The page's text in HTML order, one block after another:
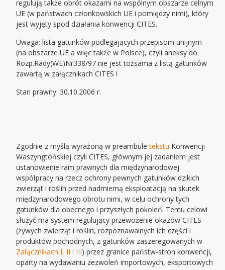
regulują także obrót okazami na wspólnym obszarze celnym
UE (w państwach członkowskich UE i pomiędzy nimi), który
jest wyjęty spod działania konwencji CITES.
Uwaga: lista gatunków podlegających przepisom unijnym
(na obszarze UE a więc także w Polsce), czyli aneksy do
Rozp.Rady(WE)Nr338/97 nie jest tożsama z listą gatunków
zawartą w załącznikach CITES !
Stan prawny: 30.10.2006 r.
Zgodnie z myślą wyrażoną w preambuletekstu Konwencji
Waszyngtońskiej czyli CITES, głównym jej zadaniem jest
ustanowienie ram prawnych dla międzynarodowej
współpracy na rzecz ochrony pewnych gatunków dzikich
zwierząt i roślin przed nadmierną eksploatacją na skutek
międzynarodowego obrotu nimi, w celu ochrony tych
gatunków dla obecnego i przyszłych pokoleń. Temu celowi
służyć ma system regulujący przewożenie okazów CITES
(żywych zwierząt i roślin, rozpoznawalnych ich części i
produktów pochodnych, z gatunków zaszeregowanych w
Załącznikach I, II i III) przez granice państw-stron konwencji,
oparty na wydawaniu zezwoleń importowych, eksportowych